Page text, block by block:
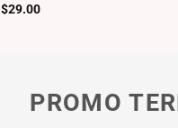
Dinilai
$29.00
PROMO